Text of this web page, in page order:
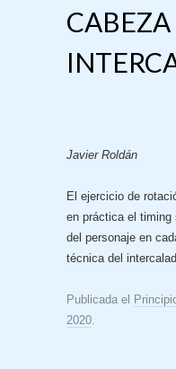
Javier Roldán
El ejercicio de
en práctica el timing
del personaje en
técnica del
Publicada el
2020